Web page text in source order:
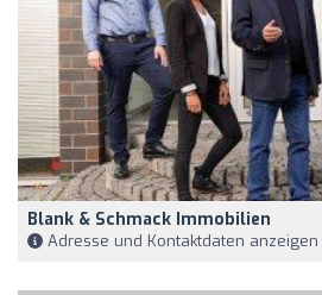
Blank & Schmack Immobilien
Adresse und Kontaktdaten anzeigen